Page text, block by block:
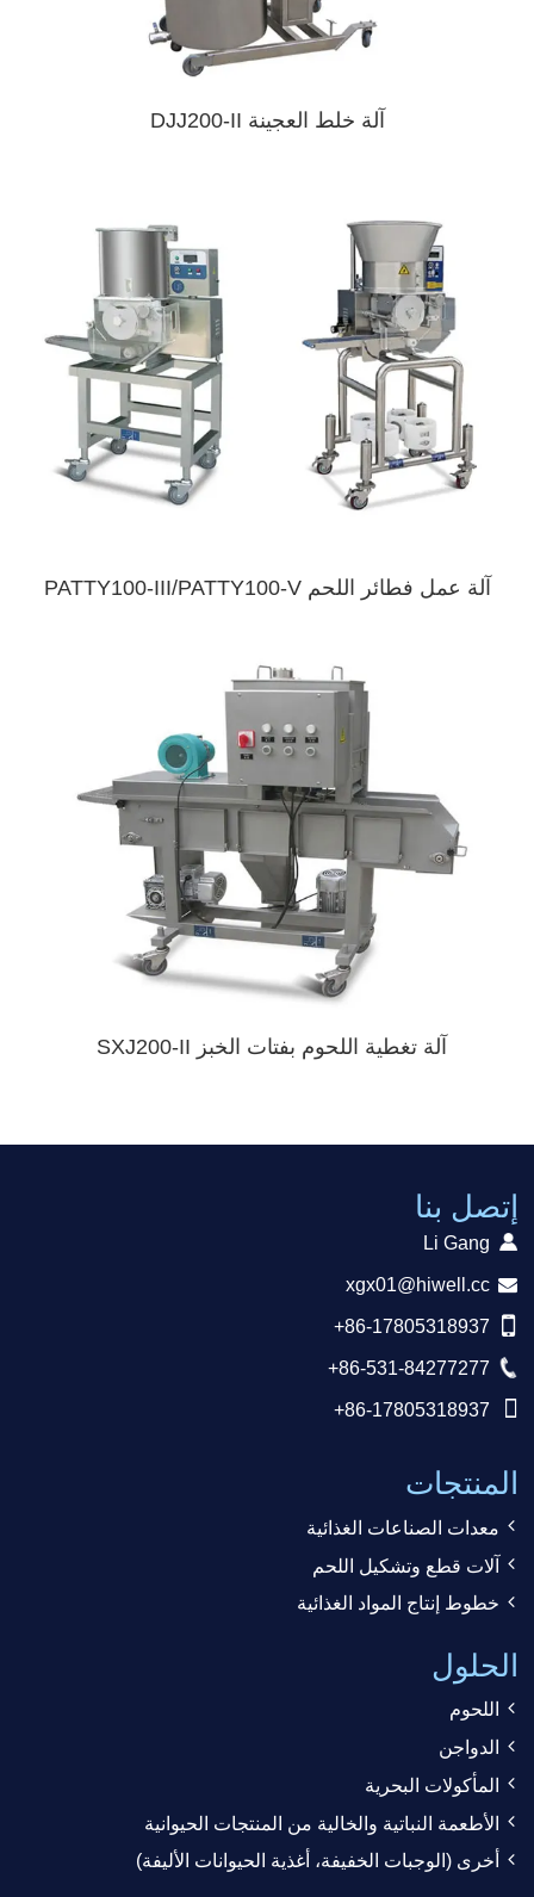
آلة خلط العجينة DJJ200-II
آلة عمل فطائر اللحم PATTY100-III/PATTY100-V
آلة تغطية اللحوم بفتات الخبز SXJ200-II
إتصل بنا
Li Gang
xgx01@hiwell.cc
+86-17805318937
+86-531-84277277
+86-17805318937
المنتجات
معدات الصناعات الغذائية
آلات قطع وتشكيل اللحم
خطوط إنتاج المواد الغذائية
الحلول
اللحوم
الدواجن
المأكولات البحرية
الأطعمة النباتية والخالية من المنتجات الحيوانية
أخرى (الوجبات الخفيفة، أغذية الحيوانات الأليفة)